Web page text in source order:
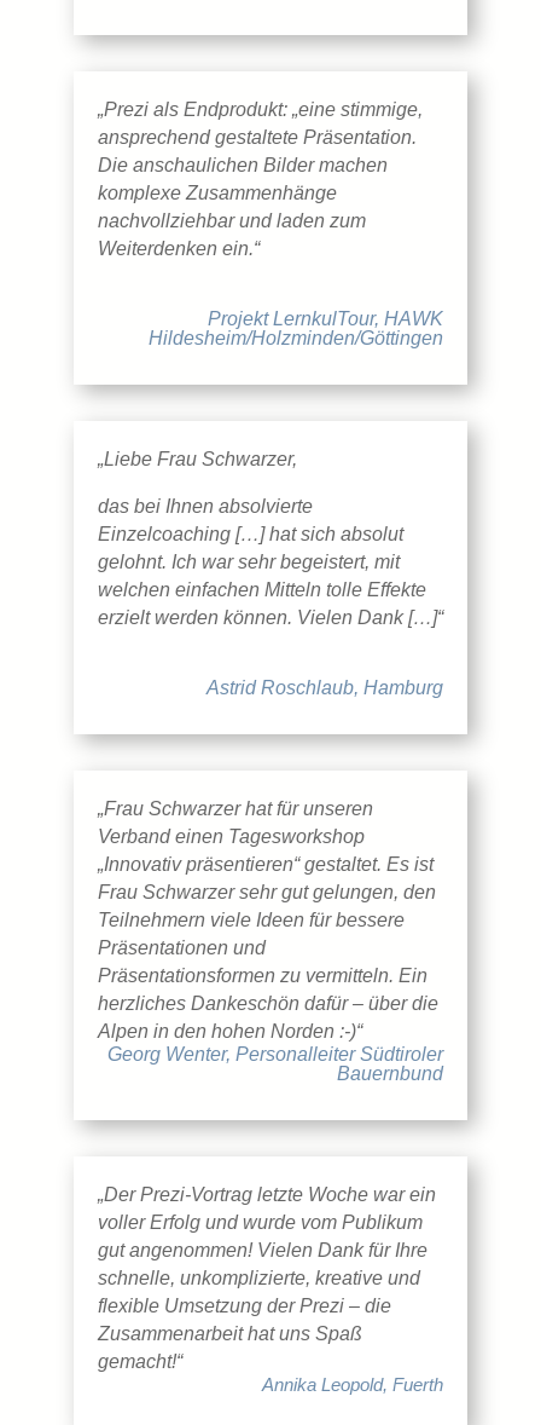
„Prezi als Endprodukt: „eine stimmige,
ansprechend gestaltete Präsentation.
Die anschaulichen Bilder machen
komplexe Zusammenhänge
nachvollziehbar und laden zum
Weiterdenken ein.“
Projekt LernkulTour, HAWK
Hildesheim/Holzminden/Göttingen
„Liebe Frau Schwarzer,
das bei Ihnen absolvierte
Einzelcoaching […] hat sich absolut
gelohnt. Ich war sehr begeistert, mit
welchen einfachen Mitteln tolle Effekte
erzielt werden können. Vielen Dank […]“
Astrid Roschlaub, Hamburg
„Frau Schwarzer hat für unseren
Verband einen Tagesworkshop
„Innovativ präsentieren“ gestaltet. Es ist
Frau Schwarzer sehr gut gelungen, den
Teilnehmern viele Ideen für bessere
Präsentationen und
Präsentationsformen zu vermitteln. Ein
herzliches Dankeschön dafür – über die
Alpen in den hohen Norden :-)“
Georg Wenter, Personalleiter Südtiroler
Bauernbund
„Der Prezi-Vortrag letzte Woche war ein
voller Erfolg und wurde vom Publikum
gut angenommen! Vielen Dank für Ihre
schnelle, unkomplizierte, kreative und
flexible Umsetzung der Prezi – die
Zusammenarbeit hat uns Spaß
gemacht!“
Annika Leopold, Fuerth